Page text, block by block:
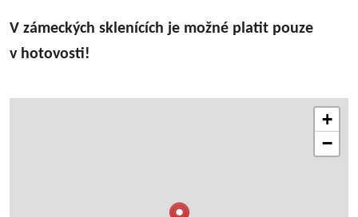
V zámeckých sklenících je možné platit pouze
v hotovosti!
+
−